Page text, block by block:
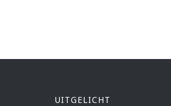
UITGELICHT